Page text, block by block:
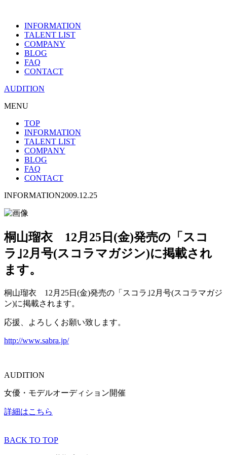
INFORMATION
TALENT LIST
COMPANY
BLOG
FAQ
CONTACT
AUDITION
MENU
TOP
INFORMATION
TALENT LIST
COMPANY
BLOG
FAQ
CONTACT
INFORMATION2009.12.25
桐山瑠衣 12月25日(金)発売の「スコ
ラ｣2月号(スコラマガジン)に掲載され
ます。
桐山瑠衣 12月25日(金)発売の「スコラ｣2月号(スコラマガジ
ン)に掲載されます。
応援、よろしくお願い致します。
http://www.sabra.jp/
AUDITION
女優・モデルオーディション開催
詳細はこちら
BACK TO TOP